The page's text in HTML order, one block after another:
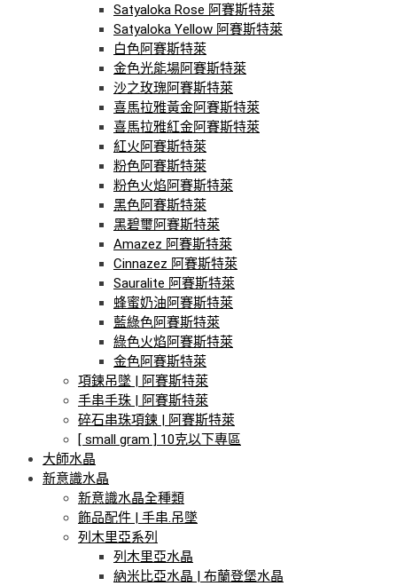
Satyaloka Rose 阿賽斯特萊
Satyaloka Yellow 阿賽斯特萊
白色阿賽斯特萊
金色光能場阿賽斯特萊
沙之玫瑰阿賽斯特萊
喜馬拉雅黃金阿賽斯特萊
喜馬拉雅紅金阿賽斯特萊
紅火阿賽斯特萊
粉色阿賽斯特萊
粉色火焰阿賽斯特萊
黑色阿賽斯特萊
黑碧璽阿賽斯特萊
Amazez 阿賽斯特萊
Cinnazez 阿賽斯特萊
Sauralite 阿賽斯特萊
蜂蜜奶油阿賽斯特萊
藍綠色阿賽斯特萊
綠色火焰阿賽斯特萊
金色阿賽斯特萊
項鍊吊墜 | 阿賽斯特萊
手串手珠 | 阿賽斯特萊
碎石串珠項鍊 | 阿賽斯特萊
[ small gram ] 10克以下專區
大師水晶
新意識水晶
新意識水晶全種類
飾品配件 | 手串.吊墜
列木里亞系列
列木里亞水晶
納米比亞水晶 | 布蘭登堡水晶